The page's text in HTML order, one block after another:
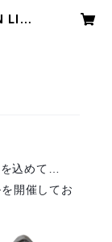
込めて…
開催してお